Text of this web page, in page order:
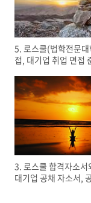
5. 로스쿨(법학전문대
접, 대기업 취업 면접
3. 로스쿨 합격자소서
대기업 공채 자소서,